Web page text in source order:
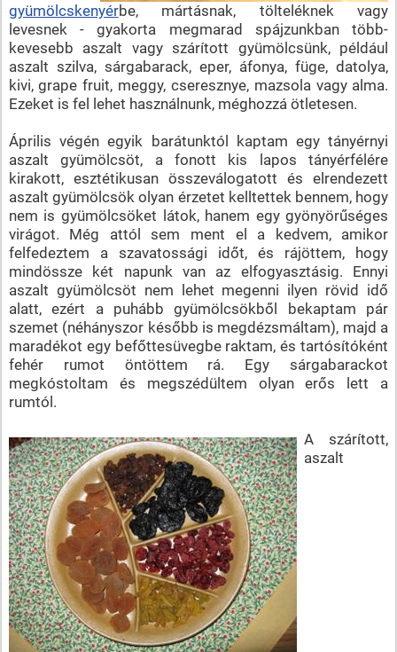
gyümölcskenyérbe, mártásnak, tölteléknek vagy
levesnek - gyakorta megmarad spájzunkban több-
kevesebb aszalt vagy szárított gyümölcsünk, például
aszalt szilva, sárgabarack, eper, áfonya, füge, datolya,
kivi, grape fruit, meggy, cseresznye, mazsola vagy alma.
Ezeket is fel lehet használnunk, méghozzá ötletesen.
Április végén egyik barátunktól kaptam egy tányérnyi
aszalt gyümölcsöt, a fonott kis lapos tányérfélére
kirakott, esztétikusan összeválogatott és elrendezett
aszalt gyümölcsök olyan érzetet kelltettek bennem, hogy
nem is gyümölcsöket látok, hanem egy gyönyörűséges
virágot. Még attól sem ment el a kedvem, amikor
felfedeztem a szavatossági időt, és rájöttem, hogy
mindössze két napunk van az elfogyasztásig. Ennyi
aszalt gyümölcsöt nem lehet megenni ilyen rövid idő
alatt, ezért a puhább gyümölcsökből bekaptam pár
szemet (néhányszor később is megdézsmáltam), majd a
maradékot egy befőttesüvegbe raktam, és tartósítóként
fehér rumot öntöttem rá. Egy sárgabarackot
megkóstoltam és megszédültem olyan erős lett a
rumtól.
A szárított,
aszalt